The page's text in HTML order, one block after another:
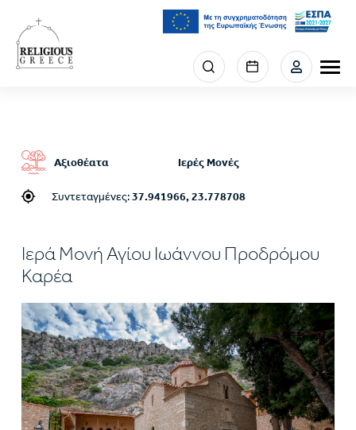
προς
κυρίως
περιεχόμενο
Menu
section
Αξιοθέατα Ιερές Μονές
Συντεταγμένες:37.941966, 23.778708
Ιερά Μονή Αγίου Ιωάννου Προδρόμου
Καρέα